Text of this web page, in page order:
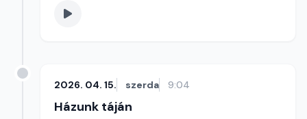
2026. 04. 15. szerda 9:04
Házunk táján